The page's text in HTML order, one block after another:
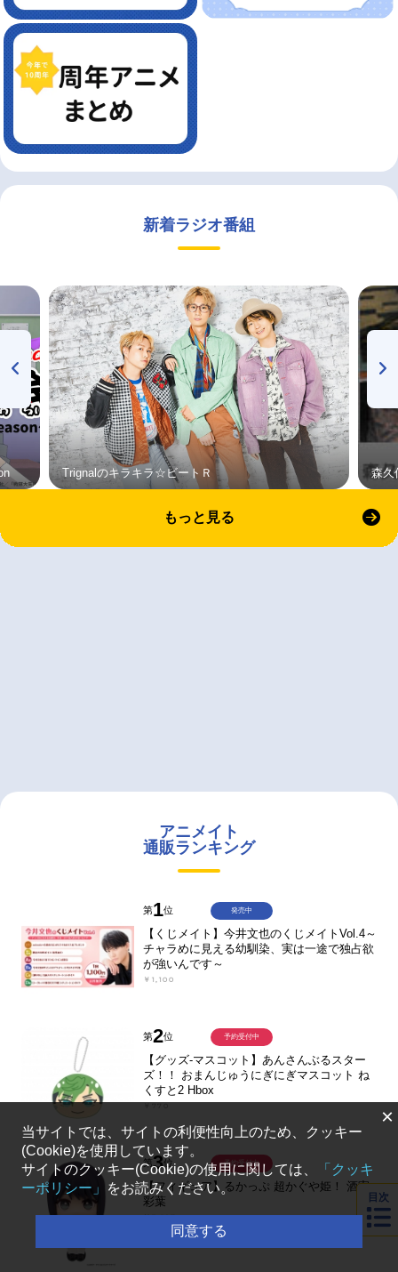
新着ラジオ番組
Trignalのキラキラ☆ビートＲ 森久
もっと見る
アニメイト
通販ランキング
第1位
【くじメイト】今井文也のくじメイトVol.4～
チャラめに見える幼馴染、実は一途で独占欲
が強いんです～
￥1,100
発売中
第2位
【グッズ-マスコット】あんさんぶるスター
ズ！！ おまんじゅうにぎにぎマスコット ね
くすと2 Hbox
予約受付中
第3位
【フィギュア】るかっぷ 超かぐや姫！ 酒寄
彩葉
￥3,927
予約受付中
目次
×
当サイトでは、サイトの利便性向上のため、クッキー
(Cookie)を使用しています。
サイトのクッキー(Cookie)の使用に関しては、
「クッキ
ーポリシー」
をお読みください。
同意する